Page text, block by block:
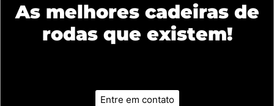
As melhores cadeiras de
rodas que existem!
Entre em contato